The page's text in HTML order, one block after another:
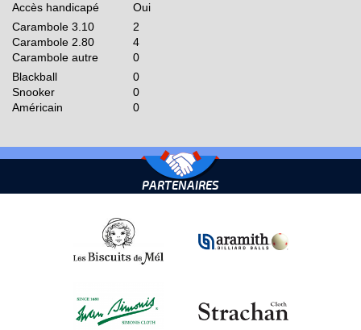
Accès handicapé
Oui
Carambole 3.10
2
Carambole 2.80
4
Carambole autre
0
Blackball
0
Snooker
0
Américain
0
PARTENAIRES